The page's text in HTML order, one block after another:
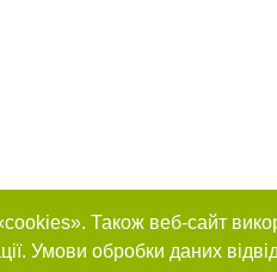
Також веб-сайт
Умови обробки даних